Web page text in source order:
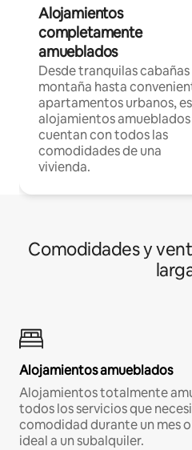
Alojamientos
completamente
amueblados
Desde tranquilas
montaña hasta
apartamentos urbanos,
alojamientos amueblados
cuentan con todos las
comodidades de una
vivienda.
Comodidades y
Alojamientos amueblados
Alojamientos totalmente
todos los servicios que
comodidad durante un mes
ideal a un subalquiler.